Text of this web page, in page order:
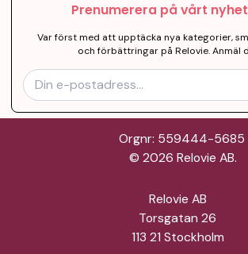
Prenumerera på vårt
Var först med att upptäcka nya kategorier,
och förbättringar på Relovie. Anmäl
Orgnr: 559444-5685
© 2026 Relovie AB.
Relovie AB
Torsgatan 26
113 21 Stockholm